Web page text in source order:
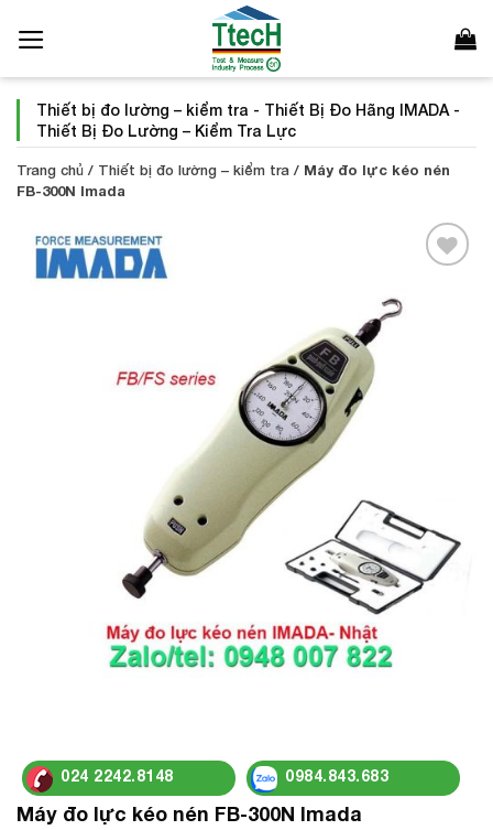
qua
dung
Thiết bị đo lường – kiểm tra - Thiết Bị Đo Hãng IMADA -
Thiết Bị Đo Lường – Kiểm Tra Lực
Trang chủ / Thiết bị đo lường – kiểm tra / Máy đo lực kéo nén
FB-300N Imada
024 2242.8148 0984.843.683
Máy đo lực kéo nén FB-300N Imada